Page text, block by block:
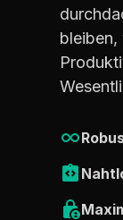
bleiben,